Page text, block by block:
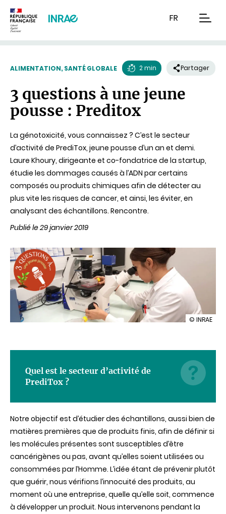
FR
ALIMENTATION, SANTÉ GLOBALE
de
lecture
2 min Partager
3 questions à une jeune
pousse : Preditox
La génotoxicité, vous connaissez ? C’est le secteur
d’activité de PrediTox, jeune pousse d’un an et demi.
Laure Khoury, dirigeante et co-fondatrice de la startup,
étudie les dommages causés à l’ADN par certains
composés ou produits chimiques afin de détecter au
plus vite les risques de cancer, et ainsi, les éviter, en
analysant des échantillons. Rencontre.
Publié le 29 janvier 2019
illustration
jeune
pousse
Preditox
© INRAE
Quel est le secteur d’activité de
PrediTox ?
Notre objectif est d’étudier des échantillons, aussi bien de
matières premières que de produits finis, afin de définir si
les molécules présentes sont susceptibles d’être
cancérigènes ou pas, avant qu’elles soient utilisées ou
consommées par l’Homme. L’idée étant de prévenir plutôt
que guérir, nous vérifions l’innocuité des produits, au
moment où une entreprise, quelle qu’elle soit, commence
à développer un produit. Nous intervenons pendant la